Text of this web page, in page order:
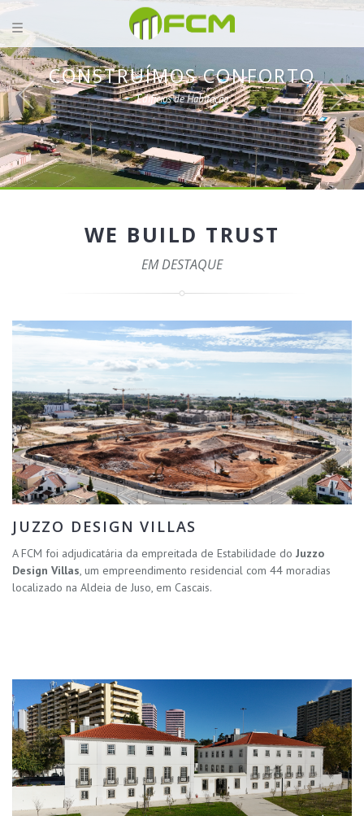
CONSTRUÍMOS CONFORTO
Edifícios de Habitação
WE BUILD TRUST
EM DESTAQUE
JUZZO DESIGN VILLAS
A FCM foi adjudicatária da empreitada de Estabilidade do Juzzo
Design Villas, um empreendimento residencial com 44 moradias
localizado na Aldeia de Juso, em Cascais.